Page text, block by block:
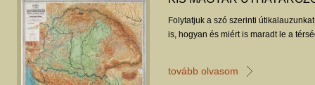
Folytatjuk a szó szerinti
is, hogyan és miért is maradt le a
tovább olvasom